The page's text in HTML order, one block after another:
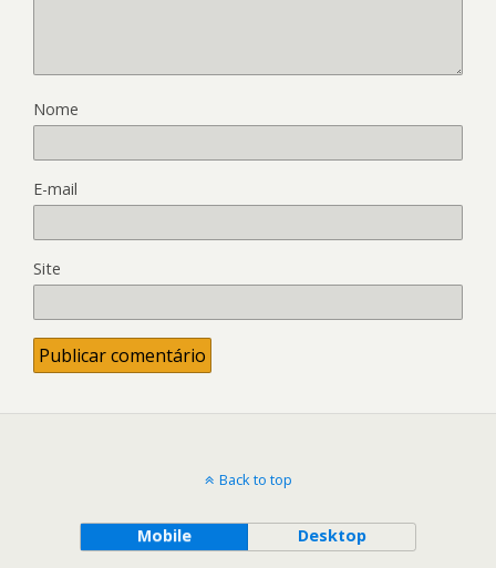
Nome
E-mail
Site
Back to top
Mobile Desktop